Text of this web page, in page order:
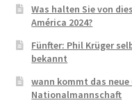
Was halten Sie von
América 2024?
Fünfter: Phil Krüger
bekannt
wann kommt das neue
Nationalmannschaft